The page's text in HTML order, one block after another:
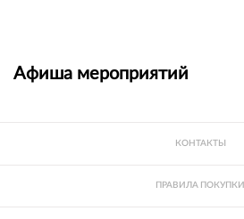
Афиша мероприятий
КОНТАКТЫ
ПРАВИЛА ПОКУПКИ